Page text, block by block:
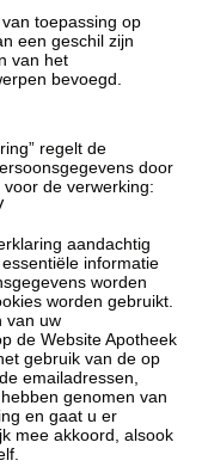
toepassing op
een geschil zijn
van het
bevoegd.
regelt de
door
de verwerking:
aandachtig
informatie
worden
worden gebruikt.
van uw
de Website Apotheek
gebruik van de op
emailadressen,
genomen van
en gaat u er
mee akkoord, alsook